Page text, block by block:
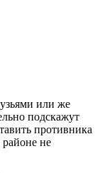
или же
подскажут
противника
районе не